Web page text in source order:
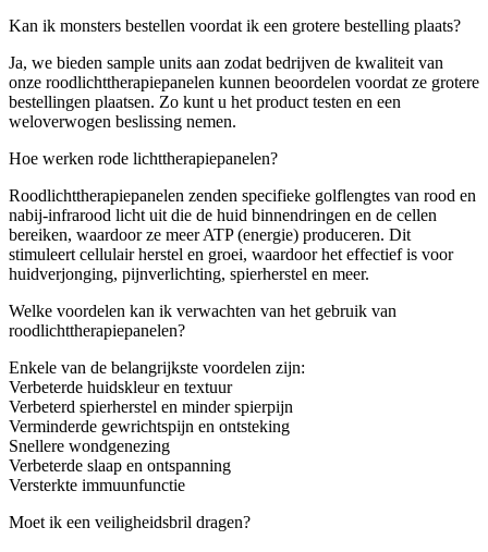
Kan ik monsters bestellen voordat ik een grotere bestelling plaats?
Ja, we bieden sample units aan zodat bedrijven de kwaliteit van
onze roodlichttherapiepanelen kunnen beoordelen voordat ze grotere
bestellingen plaatsen. Zo kunt u het product testen en een
weloverwogen beslissing nemen.
Hoe werken rode lichttherapiepanelen?
Roodlichttherapiepanelen zenden specifieke golflengtes van rood en
nabij-infrarood licht uit die de huid binnendringen en de cellen
bereiken, waardoor ze meer ATP (energie) produceren. Dit
stimuleert cellulair herstel en groei, waardoor het effectief is voor
huidverjonging, pijnverlichting, spierherstel en meer.
Welke voordelen kan ik verwachten van het gebruik van
roodlichttherapiepanelen?
Enkele van de belangrijkste voordelen zijn:
Verbeterde huidskleur en textuur
Verbeterd spierherstel en minder spierpijn
Verminderde gewrichtspijn en ontsteking
Snellere wondgenezing
Verbeterde slaap en ontspanning
Versterkte immuunfunctie
Moet ik een veiligheidsbril dragen?